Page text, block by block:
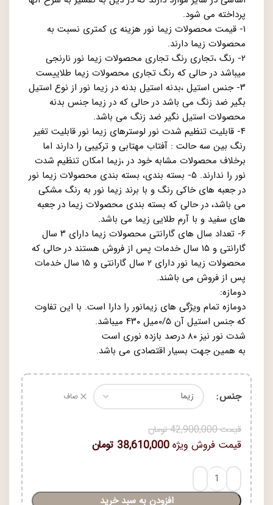
پرداخته می شود.
۱- قیمت محصولات زیما نور هزینه ی کمتری نسبت به
محصولات زیما دارند.
۲- رنگ ،تجاری رنگ تجاری محصولات زیما نور نارنجی
میباشد در حالی که رنگ تجاری محصولات زیما طلاییست
۳- جنس استیل ،بدنه استیل بدنه در زیما نور از نوع استیل
بگیر ضد زنگ می باشد در حالی که در زیما جنس بدنه
محصولات استیل نگیر ضد زنگ می باشد.
۴- قابلیت تنظیم شدت نور لوسترهای زیما نور قابلیت تغیر
رنگ بین سه حالت : آفتاب مهتابی و ترکیبی را دارند اما
برخلاف محصولات مشابه خود در ،زیما امکان تنظیم شدت
نور را ندارند. ۵- بسته بندی، بسته بندی محصولات زیما نور
در جعبه های خاکی رنگ و با برند زیما نور به رنگ مشکی
می باشد، در حالی که بسته بندی محصولات زیما در جعبه
های سفید و با آرم طلایی زیما می باشد.
۶- تعداد سال های گارانتی محصولات زیما دارای ۳ سال
گارانتی و ۱۵ سال خدمات پس از فروش هستند در حالی که
محصولات زیما نور دارای ۲ سال گارانتی و ۱۵ سال خدمات
پس از فروش می باشند.
دومازه:
دومازه تمام ویژگی های زیمانور را دارا است. با این تفاوت
که جنس استیل آن ۰/۵میل ۴۳۰ میباشد.
شدت نور نیز ۸۰ درصد بازده نوری است
به همین جهت بسیار اقتصادی می باشد.
جنس صاف
قیمت42,900,000تومان
قیمت فروش ویژه38,610,000 تومان
افزودن به سبد خرید